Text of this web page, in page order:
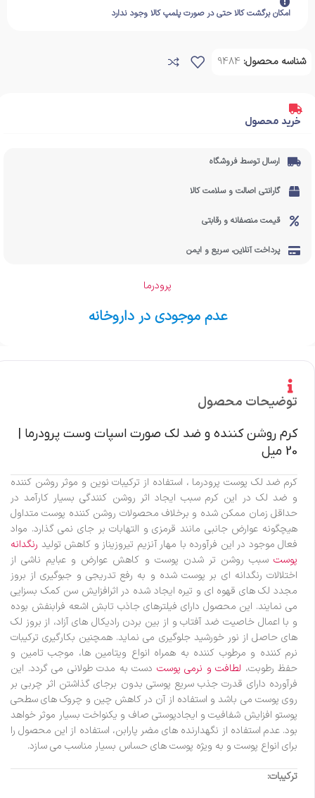
امکان برگشت کالا حتی در صورت پلمپ کالا وجود ندارد
شناسه محصول: 9484
خرید محصول
ارسال توسط فروشگاه
گارانتی اصالت و سلامت کالا
قیمت منصفانه و رقابتی
پرداخت آنلاین، سریع و ایمن
پرودرما
عدم موجودی در داروخانه
توضیحات محصول
کرم روشن کننده و ضد لک صورت اسپات وست پرودرما |
20 میل
کرم ضد لک پوست پرودرما ، استفاده از ترکیبات نوین و موثر روشن کننده
و ضد لک در این کرم سبب ایجاد اثر روشن کنندگی بسیار کارآمد در
حداقل زمان ممکن شده و برخلاف محصولات روشن کننده پوست متداول
هیچگونه عوارض جانبی مانند قرمزی و التهابات بر جای نمی گذارد. مواد
فعال موجود در این فرآورده با مهار آنزیم تیروزیناز و کاهش تولید رنگدانه
پوست سبب روشن تر شدن پوست و کاهش عوارض و عبایم ناشی از
اختلالات رنگدانه ای بر پوست شده و به رفع تدریجی و جبوگیری از بروز
مجدد لک های قهوه ای و تیره ایجاد شده در اثرافزایش سن کمک بسزایی
می نمایند. این محصول دارای فیلترهای جاذب تابش اشعه فرابنفش بوده
و با اعمال خاصیت ضد آفتاب و از بین بردن رادیکال های آزاد، از بروز لک
های حاصل از نور خورشید جلوگیری می نماید. همچنین بکارگیری ترکیبات
نرم کننده و مرطوب کننده به همراه انواع ویتامین ها، موجب تامین و
حفظ رطوبت، لطافت و نرمی پوست دست به مدت طولانی می گردد. این
فرآورده دارای قدرت جذب سریع پوستی بدون برجای گذاشتن اثر چربی بر
روی پوست می باشد و استفاده از آن در کاهش چین و چروک های سطحی
پوستو افزایش شفافیت و ایجادپوستی صاف و یکنواخت بسیار موثر خواهد
بود. عدم استفاده از نگهدارنده های مضر پارابن، استفاده از این محصول را
برای انواع پوست و به ویژه پوست های حساس بسیار مناسب می سازد.
ترکیبات: